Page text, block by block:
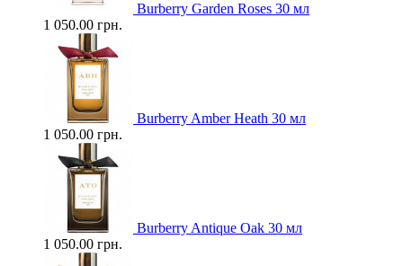
Burberry Garden Roses 30 мл
1 050.00 грн.
Burberry Amber Heath 30 мл
1 050.00 грн.
Burberry Antique Oak 30 мл
1 050.00 грн.